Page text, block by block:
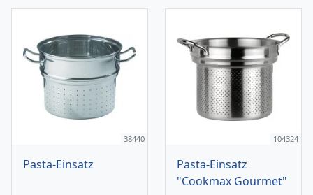
38440
Pasta-Einsatz
104324
Pasta-Einsatz
"Cookmax Gourmet"